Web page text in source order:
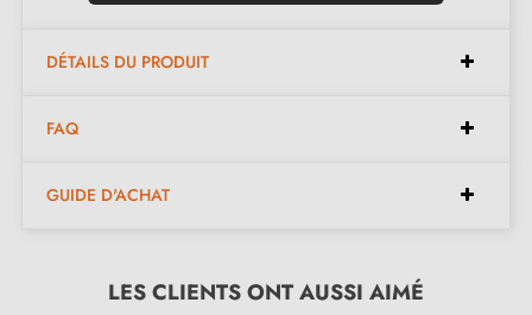
Fixations : vis filet métal Ø 5 mm incluses
La crémone "Ariane" en laiton finition bronze offre un
traditionnelles. Fabriquée en laiton massif, elle allie
DÉTAILS DU PRODUIT
FAQ
GUIDE D'ACHAT
LES CLIENTS ONT AUSSI AIMÉ